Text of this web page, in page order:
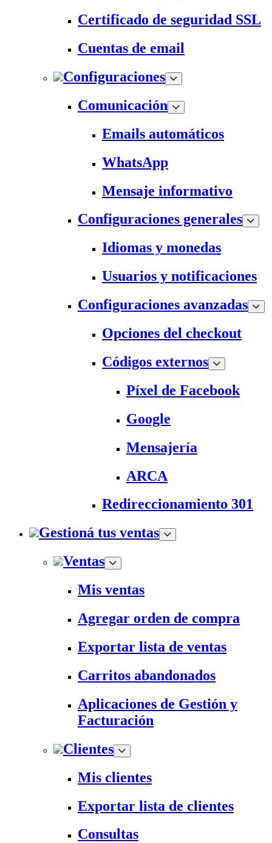
Certificado de seguridad SSL
Cuentas de email
Configuraciones
Comunicación
Emails automáticos
WhatsApp
Mensaje informativo
Configuraciones generales
Idiomas y monedas
Usuarios y notificaciones
Configuraciones avanzadas
Opciones del checkout
Códigos externos
Píxel de Facebook
Google
Mensajería
ARCA
Redireccionamiento 301
Gestioná tus ventas
Ventas
Mis ventas
Agregar orden de compra
Exportar lista de ventas
Carritos abandonados
Aplicaciones de Gestión y
Facturación
Clientes
Mis clientes
Exportar lista de clientes
Consultas